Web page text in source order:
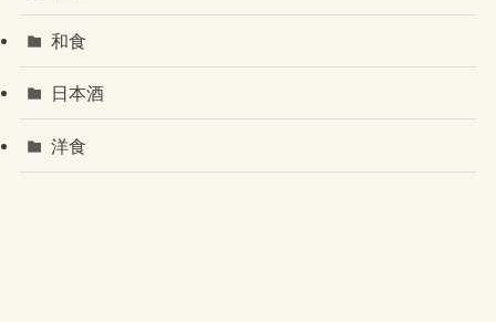
和食
日本酒
洋食